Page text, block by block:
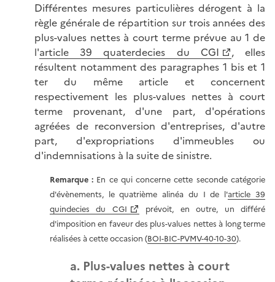
Différentes mesures particulières dérogent à la
règle générale de répartition sur trois années des
plus-values nettes à court terme prévue au 1 de
l'article 39 quaterdecies du CGI
, elles
résultent notamment des paragraphes 1 bis et 1
ter du même article et concernent
respectivement les plus-values nettes à court
terme provenant, d'une part, d'opérations
agréées de reconversion d'entreprises, d'autre
part, d'expropriations d'immeubles ou
d'indemnisations à la suite de sinistre.
Remarque : En ce qui concerne cette seconde catégorie
d'évènements, le quatrième alinéa du I de l'article 39
quindecies du CGI
prévoit, en outre, un différé
d'imposition en faveur des plus-values nettes à long terme
réalisées à cette occasion (BOI-BIC-PVMV-40-10-30).
a. Plus-values nettes à court